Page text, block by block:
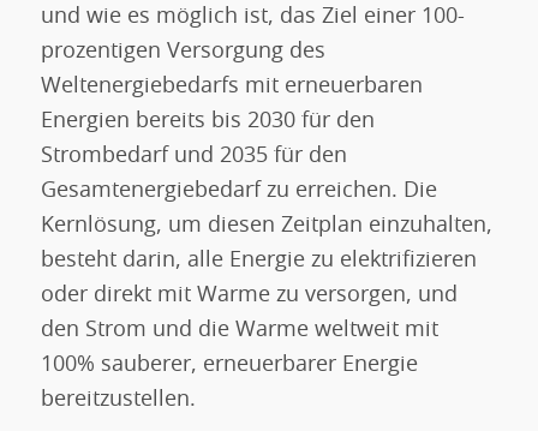
und wie es möglich ist, das Ziel einer 100-
prozentigen Versorgung des
Weltenergiebedarfs mit erneuerbaren
Energien bereits bis 2030 für den
Strombedarf und 2035 für den
Gesamtenergiebedarf zu erreichen. Die
Kernlösung, um diesen Zeitplan einzuhalten,
besteht darin, alle Energie zu elektrifizieren
oder direkt mit Warme zu versorgen, und
den Strom und die Warme weltweit mit
100% sauberer, erneuerbarer Energie
bereitzustellen.